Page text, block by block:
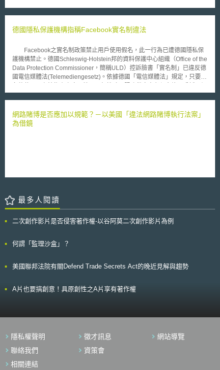
國法規、專利類型而將有所不同，建議企業應了解欲布局之國家相關法規規
得藉以實施該技術內容。[2] 在美國，專利係由美國專利商標局賦予所有權
人於一定期間內壟斷其發明之權利，即美國聯邦法律更使專利所有權人在專
利權效期內得以禁止他人於該期間內於美國製造、使用、銷售或進口至美國
這項已獲得專利保護之發明，此給予專利權人一個得以建立一個阻止他人進
入市場的巨大障礙，可防止競爭及保護專利權人可以自由實施該權利。[3]
因專利有上述特性，文章作者建議，如裝置(device)、該裝置使用之軟體，
對於從事新藥開發之藥廠，於保護新穎成分(New Chemical Entities)、相關
之治療方法及人工智慧相關發明較適合以專利保護。[4] 營業秘密係指資訊
擁有者已盡合理努力保密，且不為公眾所周知或非可被公眾輕易探知而具有
獨立經濟價值的，任何形式及類型之資訊。合理努力可能包括(但不限於)，
之保護是結合各州法律而成，除了紐約州及北卡羅萊納州以外，所有州都頒
布了其特有版本的《統一營業秘密法》(Uniform Trade Secrets Act, UTSA)
——係一項1979年頒布的統一法案。於2016年，國會又頒布了《保護營業
秘密法Defend Trade Secrets Act, DTSA》，該法案保障當事人於聯邦法院
即可於國外進行訴訟，此外，《統一營業秘密法》中規定營業秘密包含公
法》（Defend Trade Secrets Act, DTSA），營業秘密可為任何形式，無論
係以物理、電子、圖形、攝影或書面形式儲存、編輯或紀錄之財務、商業、
範圍較廣，於美國甚至抽象之想法均可受營業秘密保護。[6] 與僅提供有限
但被公眾周知或得以透過適當方式獨立開發(如競爭對手自己獨立開發而產
出之資訊)，就將失去營業秘密之保護。[7] 因為營業秘密之特性，諸如蛋白
質結構、客戶清單、機器學習演算法、原始碼、化學製程參數(如：會產生
化學反應之溫度或壓力)、甚至是醫療科技公司近年致力經營的人工智慧領
域所產出的人工智慧、新的模型訓練方法、優化模型參數、消極專有技術
度最顯著的國家連續兩年都來自東北亞，分別為日本(18.8%)、韓國(3.5%)
洲專利公約(European Patent Convention)締約國之申請件數則佔34.6%，
日本、韓國、中國大陸的申請量分別成長了162%、200%以及212%”，於
WIPO中掌管PCT工作之副主任Francis Gurry表示。 其他排名國際專利
申請案前五大之國家於2005年申請案件成長率分別為美國的3.8%；德國的
4%；法國的6.6%；英國的1.5%。而排名前十五大的國家中，成長率達到二
德國隱私保護機構指稱Facebook實名制違法
Facebook之實名制政策禁止用戶使用假名，此一行為已遭德國隱私保
護機構禁止。德國Schleswig-Holstein邦的資料保護中心組織（Office of the
Data Protection Commissioner，簡稱ULD）控訴臉書「實名制」已違反德
國電信媒體法(Telemediengesetz)。依據德國「電信媒體法」規定，只要匿
名，惟Facebook的實名制政策卻禁止用戶使用假名。資料保護中心表示，
6項。ULD表示，為確保網路用戶權利及遵守網路保護法，臉書應立即終止
實名制的執行。Facebook發言人則對ULD指控不以為然，主張「服務供應
網路賭博是否應加以規範？－以美國「違法網路賭博執行法案」
為借鏡
最多人閱讀
二次創作影片是否侵害著作權-以谷阿莫二次創作影片為例
何謂「監理沙盒」？
美國聯邦法院有關Defend Trade Secrets Act的晚近見解與趨勢
A片也要搞創意！具原創性之A片享有著作權
隱私權聲明 徵才訊息
網站導覽
聯絡我們
資策會
相關連結